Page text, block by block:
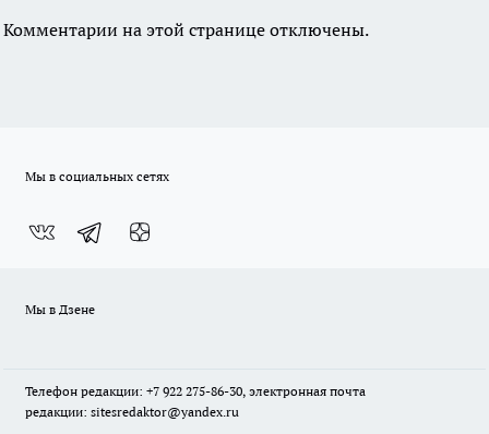
Комментарии на этой странице отключены.
Мы в социальных сетях
Мы в Дзене
Телефон редакции: +7 922 275-86-30, электронная почта
редакции: sitesredaktor@yandex.ru